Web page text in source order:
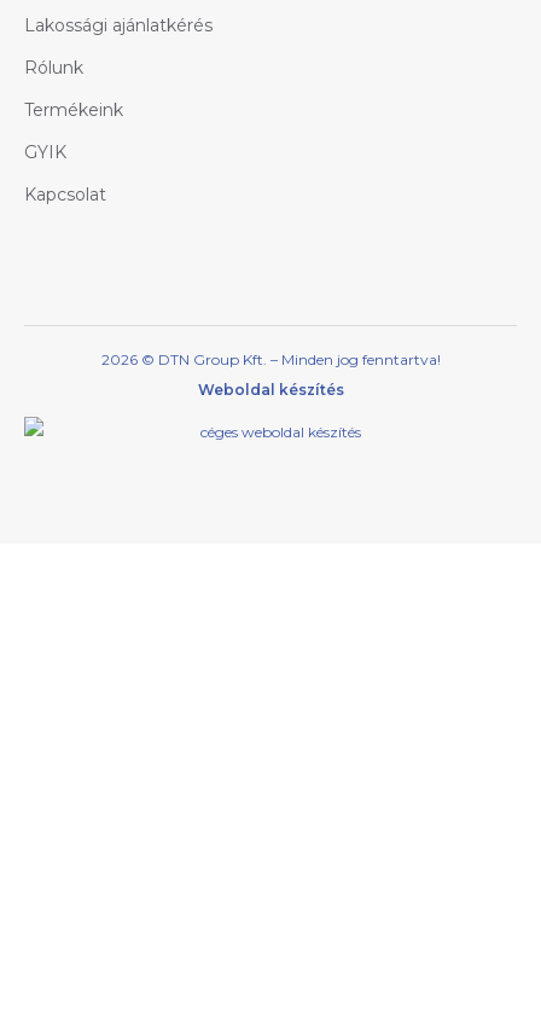
Lakossági ajánlatkérés
Rólunk
Termékeink
GYIK
Kapcsolat
2026 © DTN Group Kft. – Minden jog fenntartva!
Weboldal készítés